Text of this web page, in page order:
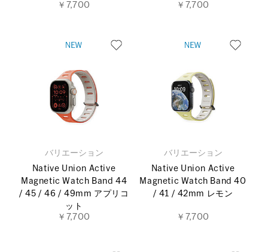
￥7,700
￥7,700
バリエーション
Native Union Active
Magnetic Watch Band 44
/ 45 / 46 / 49mm アプリコ
ット
￥7,700
バリエーション
Native Union Active
Magnetic Watch Band 40
/ 41 / 42mm レモン
￥7,700